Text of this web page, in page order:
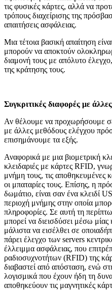
τις φυσικές κάρτες, αλλά να
τρόπους διαχείρισης της
απαιτήσεις ασφάλειας.
Μια τέτοια βασική απαίτηση
μπορούν να αποκτούν
διαμονή τους με απόλυτο
της κράτησης τους.
Συγκριτικές διαφορές με
Αν θέλουμε να προχωρήσουμε
με άλλες μεθόδους ελέγχου
επισημάνουμε τα εξής.
Αναφορικά με μια βιομετρική
κλειδαριές με κάρτες RFID,
μνήμη τους, τις αποθηκευμένες
οι μπαταρίες τους. Επίσης, η
δωμάτιο, είναι σαν ένα κλειδί
περιοχή μνήμης στην οποία
πληροφορίες. Σε αυτή τη
μπορεί να διεισδύσει μέσω
μάλιστα να εισέλθει σε
πάρει έλεγχο των servers
έλλειμμα ασφάλειας, που
ραδιοσυχνοτήτων (RFID) της
διαβαστεί από απόσταση, ενώ
λογισμικά που έχουν ήδη τη
αποθηκεύουν τις μαγνητικές